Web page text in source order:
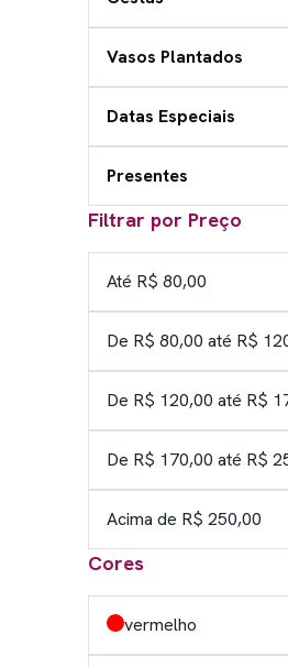
Vasos Plantados
Datas Especiais
Presentes
Filtrar por Preço
Até R$ 80,00
De R$ 80,00 até R$
De R$ 120,00 até R$
De R$ 170,00 até R$
Acima de R$ 250,00
Cores
vermelho